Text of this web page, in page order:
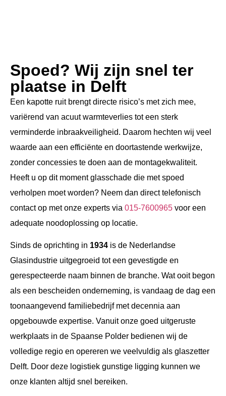
Spoed? Wij zijn snel ter
plaatse in Delft
Een kapotte ruit brengt directe risico’s met zich mee,
variërend van acuut warmteverlies tot een sterk
verminderde inbraakveiligheid. Daarom hechten wij veel
waarde aan een efficiënte en doortastende werkwijze,
zonder concessies te doen aan de montagekwaliteit.
Heeft u op dit moment glasschade die met spoed
verholpen moet worden? Neem dan direct telefonisch
contact op met onze experts via 015-7600965 voor een
adequate noodoplossing op locatie.
Sinds de oprichting in 1934 is de Nederlandse
Glasindustrie uitgegroeid tot een gevestigde en
gerespecteerde naam binnen de branche. Wat ooit begon
als een bescheiden onderneming, is vandaag de dag een
toonaangevend familiebedrijf met decennia aan
opgebouwde expertise. Vanuit onze goed uitgeruste
werkplaats in de Spaanse Polder bedienen wij de
volledige regio en opereren we veelvuldig als glaszetter
Delft. Door deze logistiek gunstige ligging kunnen we
onze klanten altijd snel bereiken.